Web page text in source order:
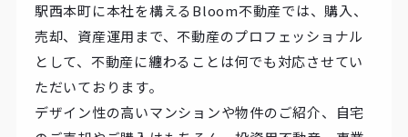
駅西本町に本社を構えるBloom不動産では、購入、
売却、資産運用まで、不動産のプロフェッショナル
として、不動産に纏わることは何でも対応させてい
ただいております。
デザイン性の高いマンションや物件のご紹介、自宅